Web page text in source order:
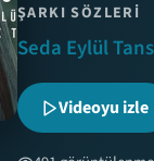
ŞARKI SÖZLERI
Seda Eylül
Videoyu izle